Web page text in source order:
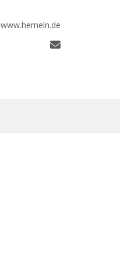
www.hemeln.de